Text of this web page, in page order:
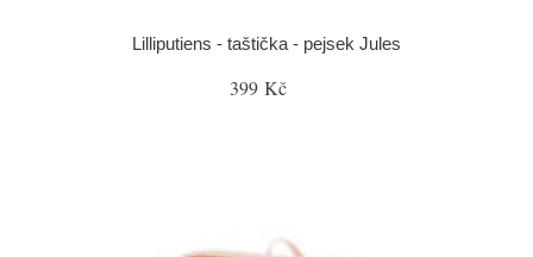
Lilliputiens - taštička - pejsek Jules
399 Kč